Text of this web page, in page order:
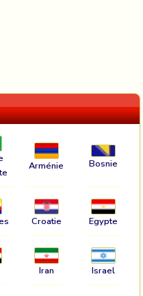
Arménie Bosnie
Croatie Egypte
Iran Israel